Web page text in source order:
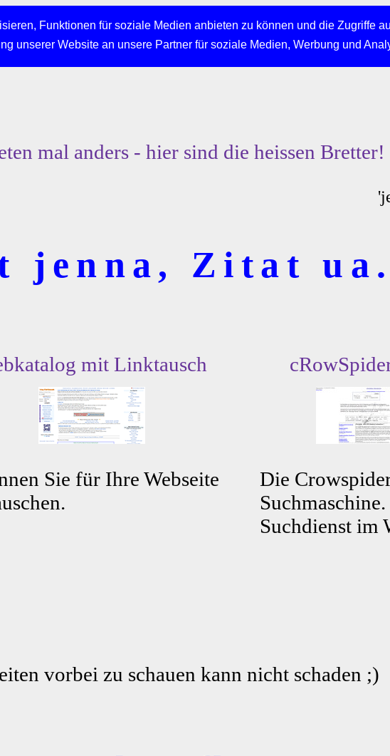
Funktionen für soziale Medien anbieten zu können und die Zugriffe
unserer Website an unsere Partner für soziale Medien, Werbung und
mal anders - hier sind die heissen Bretter!
jenna, Zitat
mit Linktausch
Sie für Ihre Webseite
Die
Suchdienst im
vorbei zu schauen kann nicht schaden ;)